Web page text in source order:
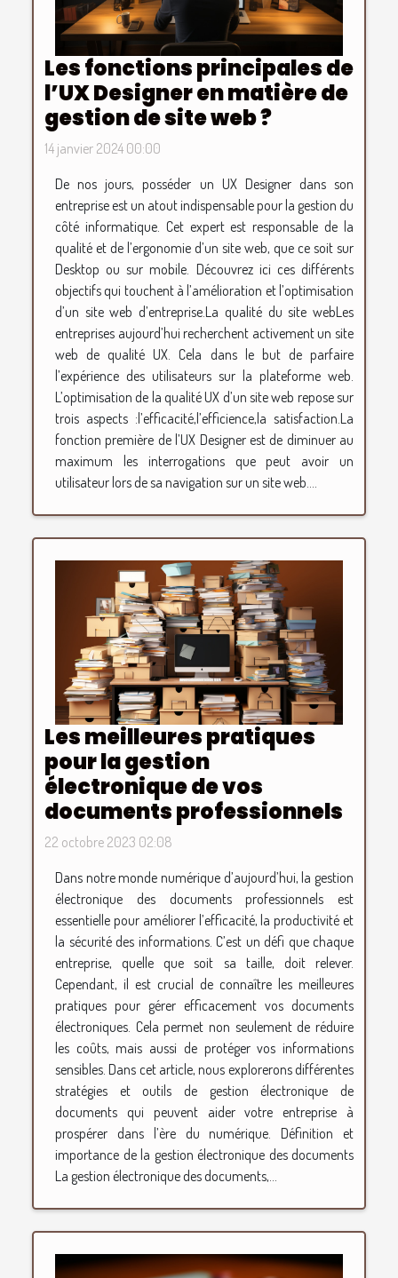
Les fonctions principales de
l’UX Designer en matière de
gestion de site web ?
14 janvier 2024 00:00
De nos jours, posséder un UX Designer dans son
entreprise est un atout indispensable pour la gestion du
côté informatique. Cet expert est responsable de la
qualité et de l’ergonomie d’un site web, que ce soit sur
Desktop ou sur mobile. Découvrez ici ces différents
objectifs qui touchent à l’amélioration et l’optimisation
d’un site web d’entreprise.La qualité du site webLes
entreprises aujourd’hui recherchent activement un site
web de qualité UX. Cela dans le but de parfaire
l’expérience des utilisateurs sur la plateforme web.
L’optimisation de la qualité UX d’un site web repose sur
trois aspects :l’efficacité,l’efficience,la satisfaction.La
fonction première de l’UX Designer est de diminuer au
maximum les interrogations que peut avoir un
utilisateur lors de sa navigation sur un site web....
Les meilleures pratiques
pour la gestion
électronique de vos
documents professionnels
22 octobre 2023 02:08
Dans notre monde numérique d’aujourd’hui, la gestion
électronique des documents professionnels est
essentielle pour améliorer l’efficacité, la productivité et
la sécurité des informations. C’est un défi que chaque
entreprise, quelle que soit sa taille, doit relever.
Cependant, il est crucial de connaître les meilleures
pratiques pour gérer efficacement vos documents
électroniques. Cela permet non seulement de réduire
les coûts, mais aussi de protéger vos informations
sensibles. Dans cet article, nous explorerons différentes
stratégies et outils de gestion électronique de
documents qui peuvent aider votre entreprise à
prospérer dans l’ère du numérique. Définition et
importance de la gestion électronique des documents
La gestion électronique des documents,...